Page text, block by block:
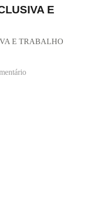
E
E TRABALHO